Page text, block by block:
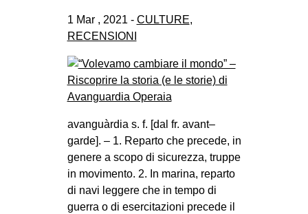
1 Mar , 2021 - CULTURE,
RECENSIONI
avanguàrdia s. f. [dal fr. avant–
garde]. – 1. Reparto che precede, in
genere a scopo di sicurezza, truppe
in movimento. 2. In marina, reparto
di navi leggere che in tempo di
guerra o di esercitazioni precede il